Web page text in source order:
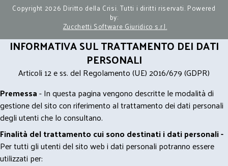
Copyright 2026 Diritto della Crisi. Tutti i diritti riservati. Powered
by:
Zucchetti Software Giuridico s.r.l.
INFORMATIVA SUL TRATTAMENTO DEI DATI
PERSONALI
Articoli 12 e ss. del Regolamento (UE) 2016/679 (GDPR)
Premessa- In questa pagina vengono descritte le modalità di
gestione del sito con riferimento al trattamento dei dati personali
degli utenti che lo consultano.
Finalità del trattamento cui sono destinati i dati personali -
Per tutti gli utenti del sito web i dati personali potranno essere
utilizzati per: